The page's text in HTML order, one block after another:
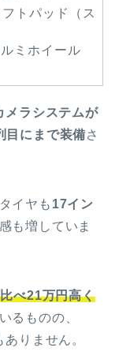
トパッド（ス
ミホイール
メラシステムが
目にまで装備さ
イヤも 17イン
も増していま
べ21万円高く
るものの、
りません。